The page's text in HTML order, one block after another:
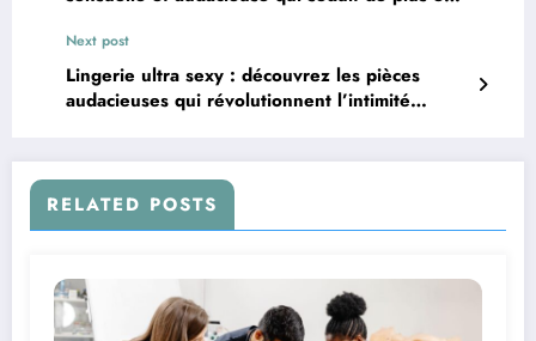
Next post
Lingerie ultra sexy : ‍découvrez les pièces
audacieuses qui révolutionnent l’intimité
RELATED POSTS